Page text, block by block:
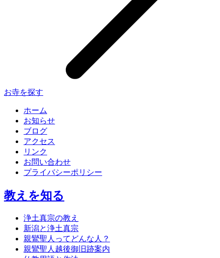
お寺を探す
ホーム
お知らせ
ブログ
アクセス
リンク
お問い合わせ
プライバシーポリシー
教えを知る
浄土真宗の教え
新潟と浄土真宗
親鸞聖人ってどんな人？
親鸞聖人越後御旧跡案内